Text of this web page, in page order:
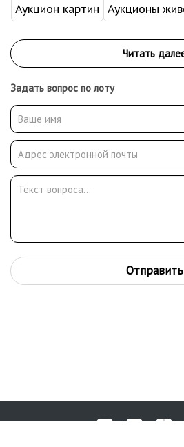
Аукцион картин Аукционы
Задать вопрос по лоту
Отправить